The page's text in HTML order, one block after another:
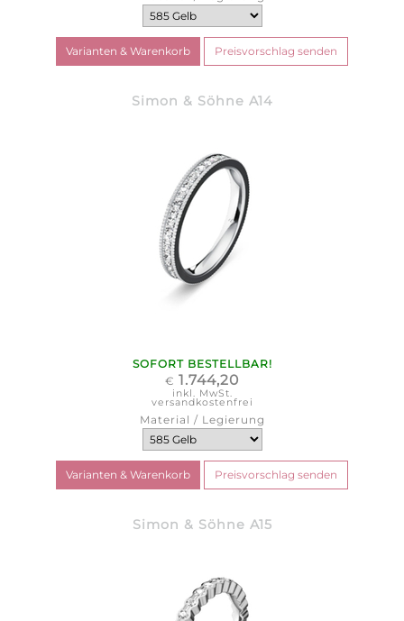
Simon & Söhne A14
SOFORT BESTELLBAR!
€ 1.744,20
inkl. MwSt.
versandkostenfrei
Material / Legierung
Simon & Söhne A15